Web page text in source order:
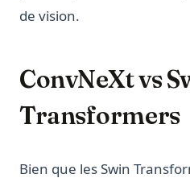
de vision.
ConvNeXt vs
Transformers
Bien que les Swin